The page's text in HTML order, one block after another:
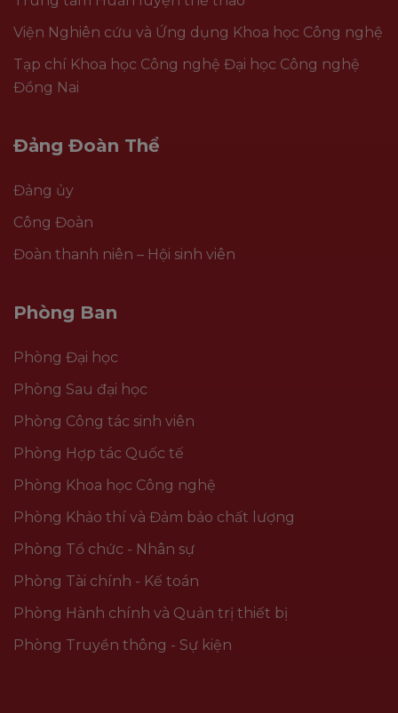
Viện Nghiên cứu và Ứng dụng Khoa học Công nghệ
Tạp chí Khoa học Công nghệ Đại học Công nghệ
Đồng Nai
Đảng Đoàn Thể
Đảng ủy
Công Đoàn
Đoàn thanh niên – Hội sinh viên
Phòng Ban
Phòng Đại học
Phòng Sau đại học
Phòng Công tác sinh viên
Phòng Hợp tác Quốc tế
Phòng Khoa học Công nghệ
Phòng Khảo thí và Đảm bảo chất lượng
Phòng Tổ chức - Nhân sự
Phòng Tài chính - Kế toán
Phòng Hành chính và Quản trị thiết bị
Phòng Truyền thông - Sự kiện